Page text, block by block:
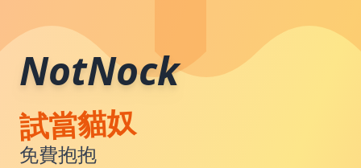
NotNock
試當貓奴
免費抱抱